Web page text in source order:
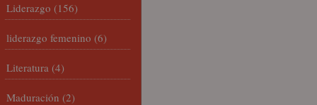
Liderazgo (156)
liderazgo femenino (6)
Literatura (4)
Maduración (2)